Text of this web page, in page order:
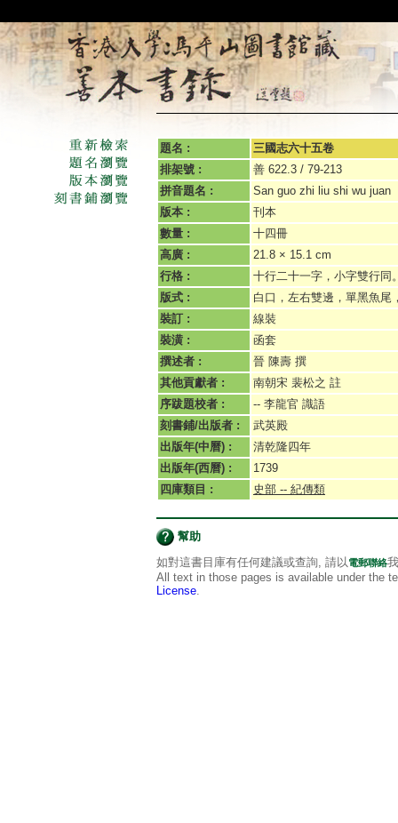
題名 :
三國志六十五卷
排架號 :
善 622.3 / 79-213
拼音題名 :
San guo zhi liu shi wu juan
版本 :
刊本
數量 :
十四冊
高廣 :
21.8 × 15.1 cm
行格 :
十行二十一字，小字雙行同
版式 :
白口，左右雙邊，單黑魚尾
裝訂 :
線裝
裝潢 :
函套
撰述者 :
晉 陳壽 撰
其他貢獻者 :
南朝宋 裴松之 註
序跋題校者 :
-- 李龍官 識語
刻書鋪/出版者 :
武英殿
出版年(中曆) :
清乾隆四年
出版年(西曆) :
1739
四庫類目 :
史部 -- 紀傳類
幫助
如對這書目庫有任何建議或查詢, 請以電郵聯絡
All text in those pages is available under the
License.